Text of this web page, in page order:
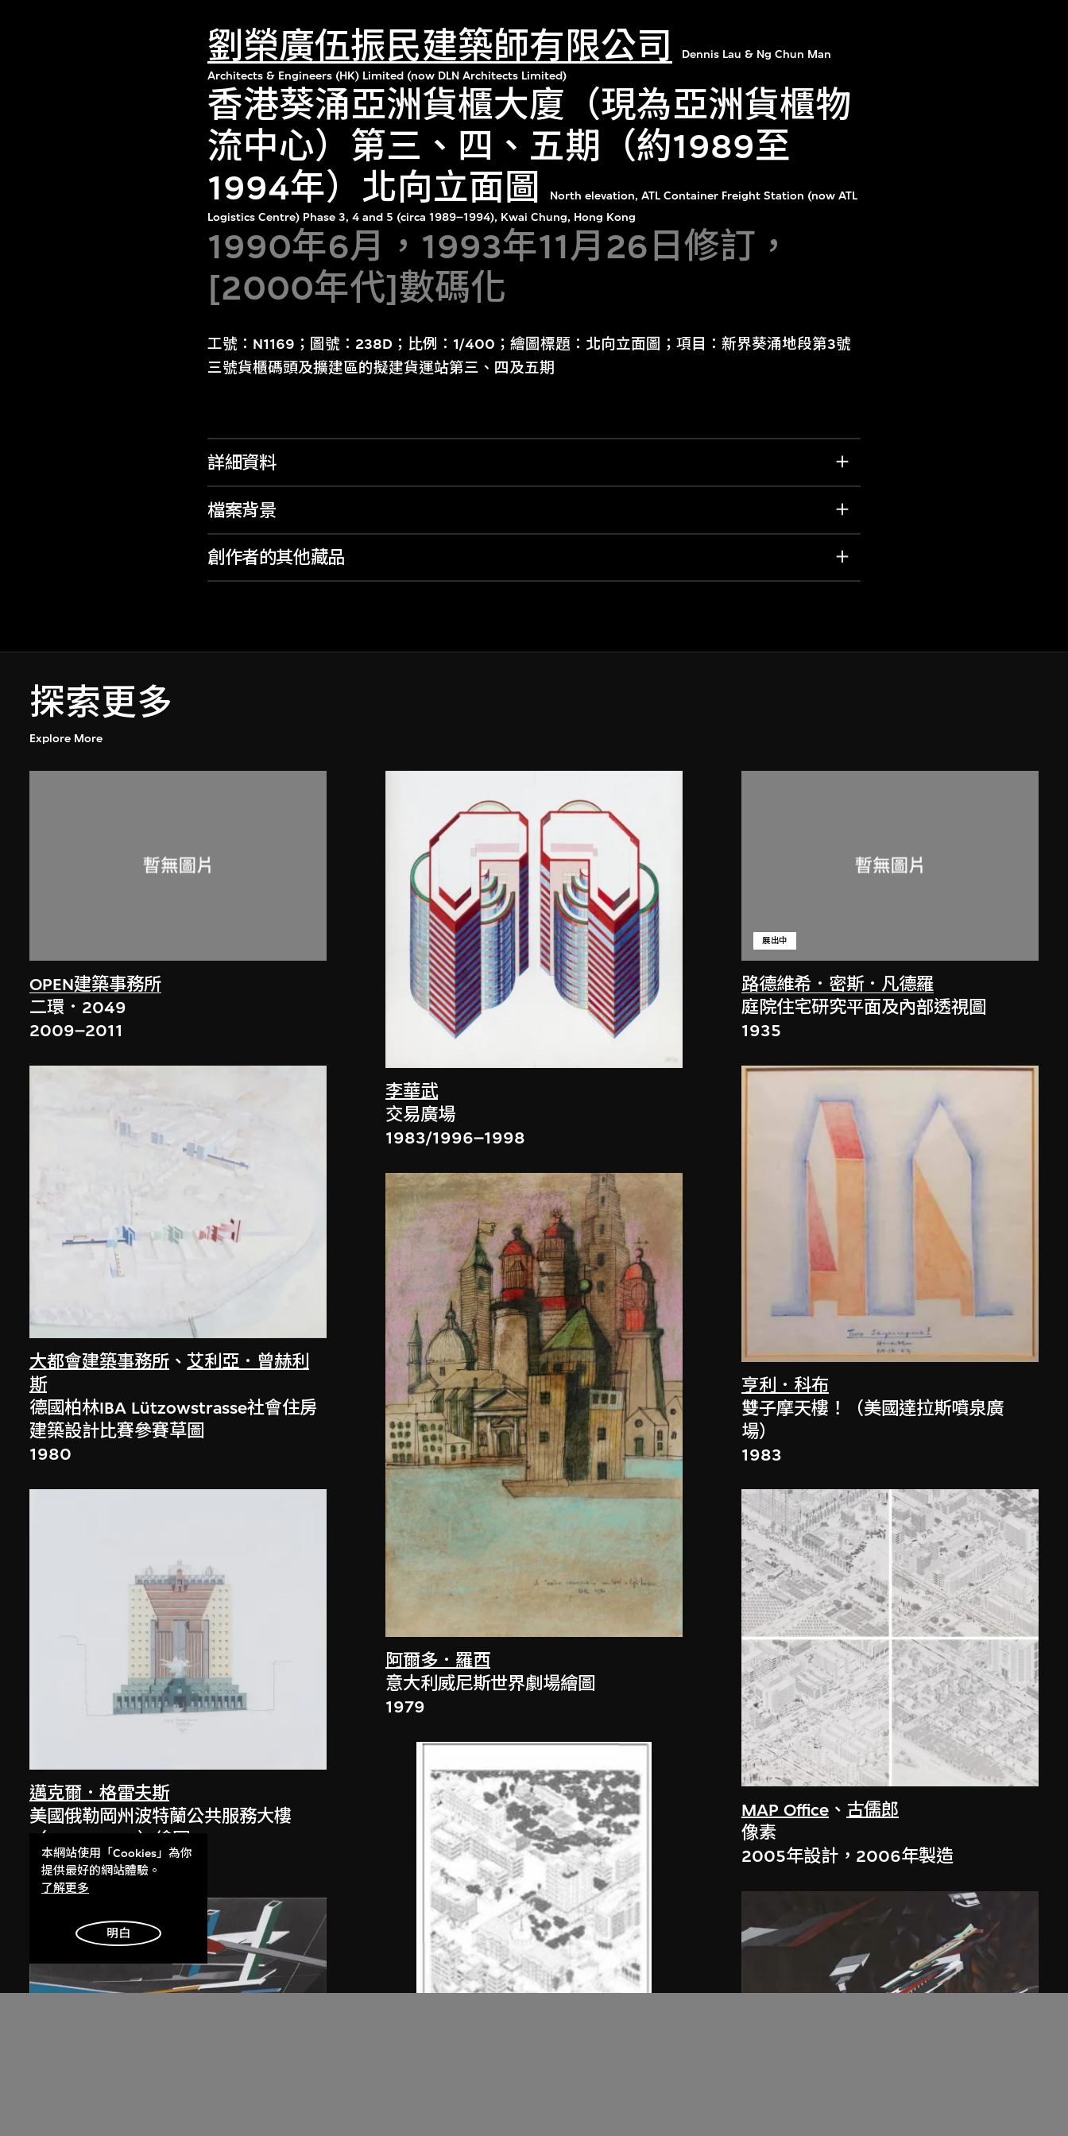
劉榮廣伍振民建築師有限公司
Dennis Lau & Ng Chun Man
Architects & Engineers (HK) Limited (now DLN Architects Limited)
香港葵涌亞洲貨櫃大廈（現為亞洲貨櫃物
流中心）第三、四、五期（約1989至
1994年）北向立面圖
North elevation, ATL Container Freight Station (now ATL
Logistics Centre) Phase 3, 4 and 5 (circa 1989–1994), Kwai Chung, Hong Kong
1990年6月，1993年11月26日修訂，
[2000年代]數碼化
工號：N1169；圖號：238D；比例：1/400；繪圖標題：北向立面圖；項目：新界葵涌地段第3號
三號貨櫃碼頭及擴建區的擬建貨運站第三、四及五期
詳細資料
檔案背景
創作者的其他藏品
探索更多
Explore More
OPEN建築事務所
二環．2049
2009–2011
大都會建築事務所 、艾利亞．曾赫利
斯
德國柏林IBA Lützowstrasse社會住房
建築設計比賽參賽草圖
1980
邁克爾．格雷夫斯
美國俄勒岡州波特蘭公共服務大樓
（1979–1982）繪圖
1980
李華武
交易廣場
1983/1996–1998
阿爾多．羅西
意大利威尼斯世界劇場繪圖
1979
路德維希．密斯．凡德羅
展出中
庭院住宅研究平面及內部透視圖
1935
亨利．科布
雙子摩天樓！（美國達拉斯噴泉廣
場）
1983
MAP Office 、 古儒郎
像素
2005年設計，2006年製造
本網站使用「Cookies」為你
提供最好的網站體驗。
了解更多
明白